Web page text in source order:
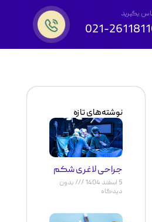
بگیرید
021-
نوشته‌های تازه
جراحی لاغری شکم
5 اسفند 1404
بدون
دیدگاه